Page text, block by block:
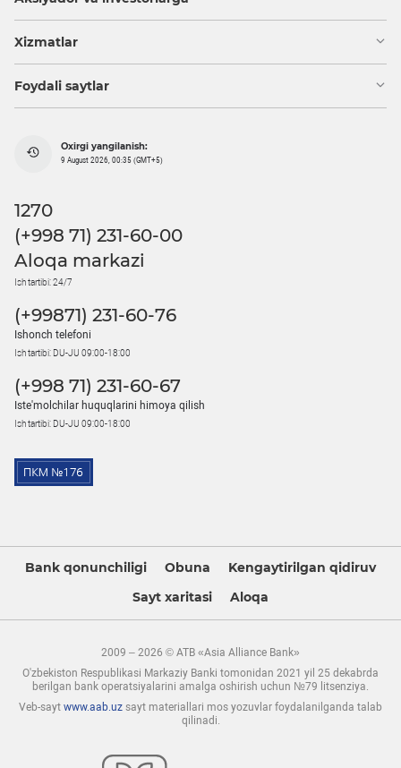
Xizmatlar
Foydali saytlar
Oxirgi yangilanish:
9 August 2026, 00:35 (GMT+5)
1270
(+998 71) 231-60-00
Aloqa markazi
Ish tartibi: 24/7
(+99871) 231-60-76
Ishonch telefoni
Ish tartibi: DU-JU 09:00-18:00
(+998 71) 231-60-67
Iste'molchilar huquqlarini himoya qilish
Ish tartibi: DU-JU 09:00-18:00
Bank qonunchiligi Obuna
Kengaytirilgan qidiruv
Sayt xaritasi
Aloqa
2009 – 2026 © ATB «Asia Alliance Bank»
O'zbekiston Respublikasi Markaziy Banki tomonidan 2021 yil 25 dekabrda
berilgan bank operatsiyalarini amalga oshirish uchun №79 litsenziya.
Veb-sayt www.aab.uz sayt materiallari mos yozuvlar foydalanilganda talab
qilinadi.